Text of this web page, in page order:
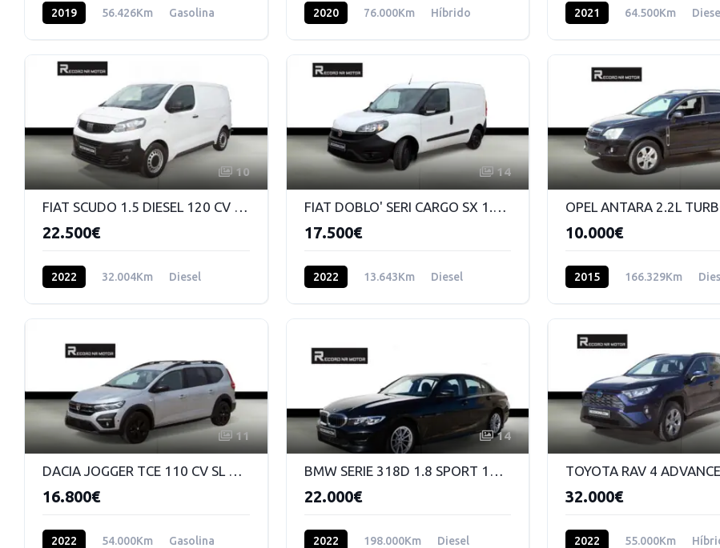
2019 56.426Km Gasolina 2020 76.000Km Híbrido 2021 64.500Km
10
FIAT SCUDO 1.5 DIESEL 120 CV MANUAL
22.500€
2022 32.004Km Diesel
14
FIAT DOBLO' SERI CARGO SX 1.6 MJ 90CV E6DF
17.500€
2022 13.643Km Diesel
10.000€
2015 166.329Km
11
DACIA JOGGER TCE 110 CV SL EXTREME 999 MT
16.800€
2022 54.000Km Gasolina
14
BMW SERIE 318D 1.8 SPORT 150 CV
22.000€
2022 198.000Km Diesel
32.000€
2022 55.000Km